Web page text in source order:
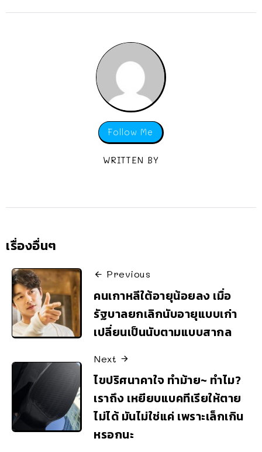
Follow Me
WRITTEN BY
เรื่องอื่นๆ
Previous
คนเกาหลีใต้อายุน้อยลง เมื่อ
รัฐบาลยกเลิกนับอายุแบบเก่า
เปลี่ยนเป็นนับตามแบบสากล
Next
ไขปริศนาคาใจ ทำม้าย~ ทำไม?
เราถึง เหยียบแบคทีเรียให้ตาย
ไม่ได้ มันไม่ใช่แค่ เพราะเล็กเกิน
หรอกนะ